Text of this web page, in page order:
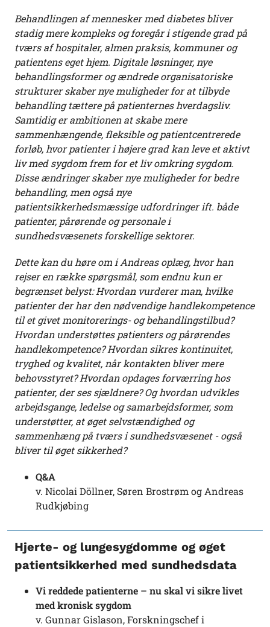
Behandlingen af mennesker med diabetes bliver
stadig mere kompleks og foregår i stigende grad på
tværs af hospitaler, almen praksis, kommuner og
patientens eget hjem. Digitale løsninger, nye
behandlingsformer og ændrede organisatoriske
strukturer skaber nye muligheder for at tilbyde
behandling tættere på patienternes hverdagsliv.
Samtidig er ambitionen at skabe mere
sammenhængende, fleksible og patientcentrerede
forløb, hvor patienter i højere grad kan leve et aktivt
liv med sygdom frem for et liv omkring sygdom.
Disse ændringer skaber nye muligheder for bedre
behandling, men også nye
patientsikkerhedsmæssige udfordringer ift. både
patienter, pårørende og personale i
sundhedsvæsenets forskellige sektorer.
Dette kan du høre om i Andreas oplæg, hvor han
rejser en række spørgsmål, som endnu kun er
begrænset belyst: Hvordan vurderer man, hvilke
patienter der har den nødvendige handlekompetence
til et givet monitorerings- og behandlingstilbud?
Hvordan understøttes patienters og pårørendes
handlekompetence? Hvordan sikres kontinuitet,
tryghed og kvalitet, når kontakten bliver mere
behovsstyret? Hvordan opdages forværring hos
patienter, der ses sjældnere? Og hvordan udvikles
arbejdsgange, ledelse og samarbejdsformer, som
understøtter, at øget selvstændighed og
sammenhæng på tværs i sundhedsvæsenet - også
bliver til øget sikkerhed?
Q&A
v. Nicolai Döllner, Søren Brostrøm og Andreas
Rudkjøbing
Hjerte- og lungesygdomme og øget
patientsikkerhed med sundhedsdata
Vi reddede patienterne – nu skal vi sikre livet
med kronisk sygdom
v. Gunnar Gislason, Forskningschef i